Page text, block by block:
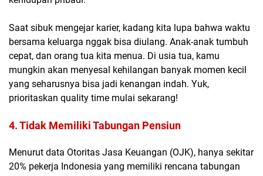
Saat sibuk mengejar karier, kadang kita lupa bahwa waktu
bersama keluarga nggak bisa diulang. Anak-anak tumbuh
cepat, dan orang tua kita menua. Di usia tua, kamu
mungkin akan menyesal kehilangan banyak momen kecil
yang seharusnya bisa jadi kenangan indah. Yuk,
prioritaskan quality time mulai sekarang!
4. Tidak Memiliki Tabungan Pensiun
Menurut data Otoritas Jasa Keuangan (OJK), hanya sekitar
20% pekerja Indonesia yang memiliki rencana tabungan